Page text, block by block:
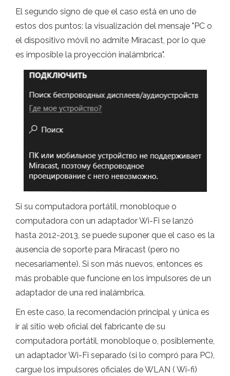
El segundo signo de que el caso está en uno de
estos dos puntos: la visualización del mensaje "PC o
el dispositivo móvil no admite Miracast, por lo que
es imposible la proyección inalámbrica".
Si su computadora portátil, monobloque o
computadora con un adaptador Wi-Fi se lanzó
hasta 2012-2013, se puede suponer que el caso es la
ausencia de soporte para Miracast (pero no
necesariamente). Si son más nuevos, entonces es
más probable que funcione en los impulsores de un
adaptador de una red inalámbrica.
En este caso, la recomendación principal y única es
ir al sitio web oficial del fabricante de su
computadora portátil, monobloque o, posiblemente,
un adaptador Wi-Fi separado (si lo compró para PC),
cargue los impulsores oficiales de WLAN ( Wi-fi)